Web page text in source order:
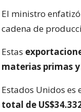
El ministro
cadena de
Estas
materias primas
Estados Unidos es
total de